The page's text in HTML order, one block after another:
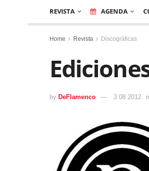
REVISTA AGENDA
Home Revista Discográficas
by DeFlamenco 3 08 2012